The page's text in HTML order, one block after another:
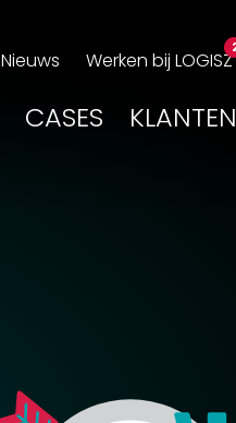
Nieuws Werken bij LOGISZ
CASES KLANTEN